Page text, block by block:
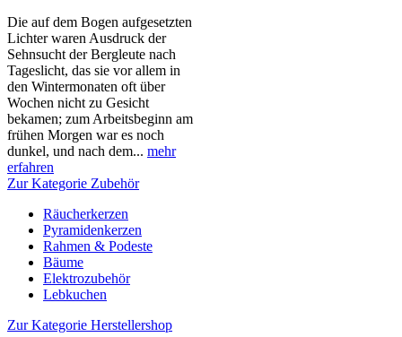
Die auf dem Bogen aufgesetzten
Lichter waren Ausdruck der
Sehnsucht der Bergleute nach
Tageslicht, das sie vor allem in
den Wintermonaten oft über
Wochen nicht zu Gesicht
bekamen; zum Arbeitsbeginn am
frühen Morgen war es noch
dunkel, und nach dem... mehr
erfahren
Zur Kategorie Zubehör
Räucherkerzen
Pyramidenkerzen
Rahmen & Podeste
Bäume
Elektrozubehör
Lebkuchen
Zur Kategorie Herstellershop